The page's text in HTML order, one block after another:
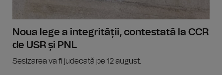
Noua lege a integrității, contestată la CCR
de USR și PNL
Sesizarea va fi judecată pe 12 august.